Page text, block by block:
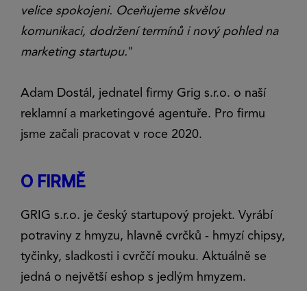
velice spokojeni. Oceňujeme skvělou
komunikaci, dodržení termínů i nový pohled na
marketing startupu."
Adam Dostál, jednatel firmy Grig s.r.o. o naší
reklamní a marketingové agentuře. Pro firmu
jsme začali pracovat v roce 2020.
O FIRMĚ
GRIG s.r.o. je český startupový projekt. Vyrábí
potraviny z hmyzu, hlavně cvrčků - hmyzí chipsy,
tyčinky, sladkosti i cvrččí mouku. Aktuálně se
jedná o největší eshop s jedlým hmyzem.